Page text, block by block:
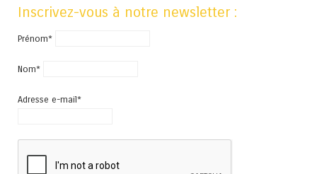
Inscrivez-vous à notre newsletter :
Prénom*
Nom*
Adresse e-mail*